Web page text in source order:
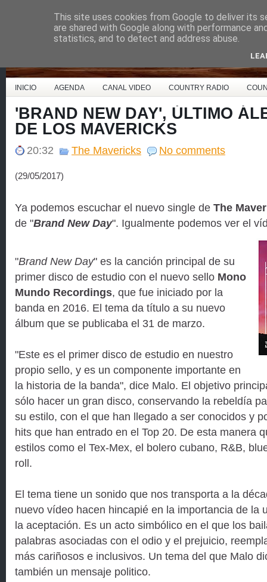
Country Music España
INICIO AGENDA CANAL VIDEO COUNTRY RADIO
'BRAND NEW DAY', ÚLTIMO
DE LOS MAVERICKS
20:32 The Mavericks No comments
(29/05/2017)
Ya podemos escuchar el nuevo single de The
de "Brand New Day". Igualmente podemos ver el
"Brand New Day" es la canción principal de su
primer disco de estudio con el nuevo sello Mono
Mundo Recordings, que fue iniciado por la
banda en 2016. El tema da título a su nuevo
álbum que se publicaba el 31 de marzo.
"Este es el primer disco de estudio en nuestro
propio sello, y es un componente importante en
la historia de la banda", dice Malo. El objetivo
sólo hacer un gran disco, conservando la rebeldía
su estilo, con el que han llegado a ser conocidos y
hits que han entrado en el Top 20. De esta manera
estilos como el Tex-Mex, el bolero cubano, R&B,
roll.
El tema tiene un sonido que nos transporta a la
nuevo vídeo hacen hincapié en la importancia de la
la aceptación. Es un acto simbólico en el que los
palabras asociadas con el odio y el prejuicio,
más cariñosos e inclusivos. Un tema del que Malo
también un mensaje politico.
This site uses cookies from Google to deliver its
are shared with Google along with performance
statistics, and to detect and address abuse.